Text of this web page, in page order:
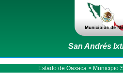
San Andrés
Estado de Oaxaca > Municipio